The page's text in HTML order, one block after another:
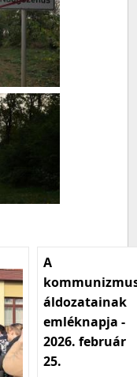
A
áldozatainak
emléknapja -
2026. február
25.